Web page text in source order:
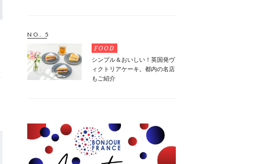
NO. 5
FOOD
シンプル＆おいしい！英国発ヴ
ィクトリアケーキ。都内の名店
もご紹介